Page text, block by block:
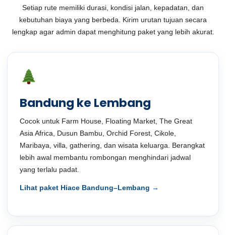
Setiap rute memiliki durasi, kondisi jalan, kepadatan, dan
kebutuhan biaya yang berbeda. Kirim urutan tujuan secara
lengkap agar admin dapat menghitung paket yang lebih akurat.
Bandung ke Lembang
Cocok untuk Farm House, Floating Market, The Great
Asia Africa, Dusun Bambu, Orchid Forest, Cikole,
Maribaya, villa, gathering, dan wisata keluarga. Berangkat
lebih awal membantu rombongan menghindari jadwal
yang terlalu padat.
Lihat paket Hiace Bandung–Lembang →